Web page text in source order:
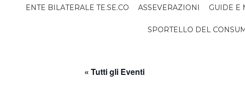
ENTE BILATERALE TE.SE.CO ASSEVERAZIONI GUIDE E
SPORTELLO DEL
« Tutti gli Eventi